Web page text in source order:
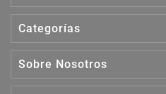
Categorías
Sobre Nosotros